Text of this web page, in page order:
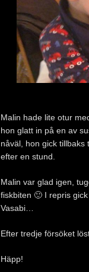
Malin hade lite otur
hon glatt in på en av
nåväl, hon gick tillbaks
efter en stund.
Malin var glad igen,
fiskbiten 🙂 I repris
Vasabi…
Efter tredje försöket
Häpp!